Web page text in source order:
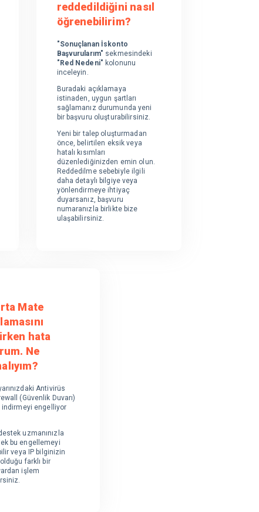
reddedildiğini nasıl
öğrenebilirim?
"Sonuçlanan İskonto
Başvurularım" sekmesindeki
"Red Nedeni" kolonunu
inceleyin.
Buradaki açıklamaya
istinaden, uygun şartları
sağlamanız durumunda yeni
bir başvuru oluşturabilirsiniz.
Yeni bir talep oluşturmadan
önce, belirtilen eksik veya
hatalı kısımları
düzenlediğinizden emin olun.
Reddedilme sebebiyle ilgili
daha detaylı bilgiye veya
yönlendirmeye ihtiyaç
duyarsanız, başvuru
numaranızla birlikte bize
ulaşabilirsiniz.
Mate
hata
Ne
Antivirüs
(Güvenlik Duvarı)
indirmeyi engelliyor
uzmanınızla
bu engellemeyi
veya IP bilginizin
farklı bir
işlem